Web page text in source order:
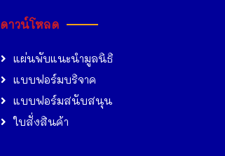
ดาวน์โหลด
แผ่นพับแนะนำมูลนิธิ
แบบฟอร์มบริจาค
แบบฟอร์มสนับสนุน
ใบสั่งสินค้า